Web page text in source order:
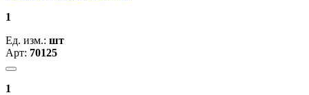
1
Ед. изм.: шт
Арт: 70125
1